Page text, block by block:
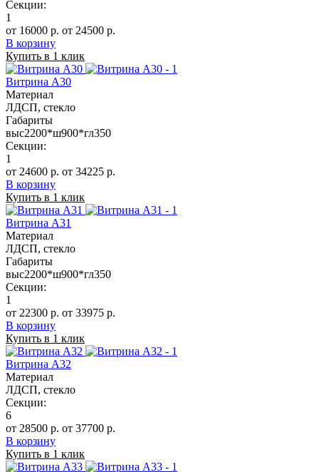
Секции:
1
от 16000 р. от 24500 р.
В корзину
Купить в 1 клик
Витрина А30
Материал
ЛДСП, стекло
Габариты
выс2200*ш900*гл350
Секции:
1
от 24600 р. от 34225 р.
В корзину
Купить в 1 клик
Витрина А31
Материал
ЛДСП, стекло
Габариты
выс2200*ш900*гл350
Секции:
1
от 22300 р. от 33975 р.
В корзину
Купить в 1 клик
Витрина А32
Материал
ЛДСП, стекло
Секции:
6
от 28500 р. от 37700 р.
В корзину
Купить в 1 клик